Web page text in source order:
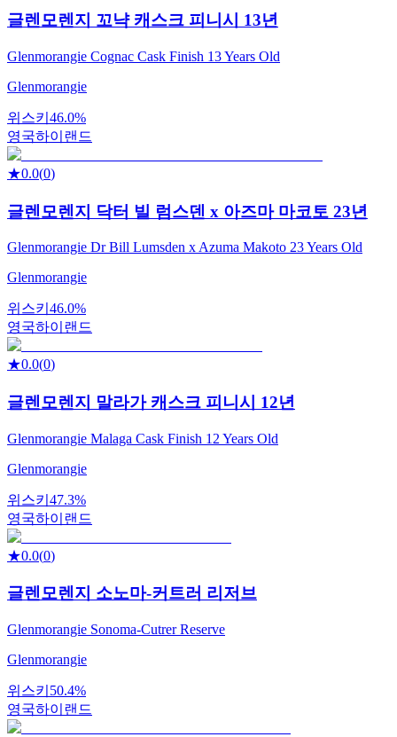
글렌모렌지 꼬냑 캐스크 피니시 13년
Glenmorangie Cognac Cask Finish 13 Years Old
Glenmorangie
위스키 46.0%
영국하이랜드
★0.0(0)
글렌모렌지 닥터 빌 럼스덴 x 아즈마 마코토 23년
Glenmorangie Dr Bill Lumsden x Azuma Makoto 23 Years Old
Glenmorangie
위스키 46.0%
영국하이랜드
★0.0(0)
글렌모렌지 말라가 캐스크 피니시 12년
Glenmorangie Malaga Cask Finish 12 Years Old
Glenmorangie
위스키 47.3%
영국하이랜드
★0.0(0)
글렌모렌지 소노마-커트러 리저브
Glenmorangie Sonoma-Cutrer Reserve
Glenmorangie
위스키 50.4%
영국하이랜드